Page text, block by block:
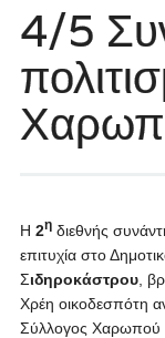
4/5
Η 2ηδιεθνής
επιτυχία στο
Σιδηροκάστρου,
Χρέη οικοδεσπότη
Σύλλογος Χαρωπού